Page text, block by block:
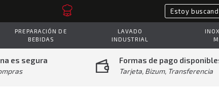
PREPARACIÓN DE
BEBIDAS
LAVADO
INDUSTRIAL
es segura Formas de pago
Tarjeta, Bizum, Transferencia